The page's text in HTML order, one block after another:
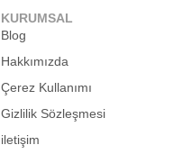
KURUMSAL
Blog
Hakkımızda
Çerez Kullanımı
Gizlilik Sözleşmesi
iletişim